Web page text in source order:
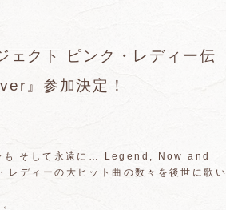
ェクト ピンク・レディー伝
』参加決定！
も そして永遠に… Legend, Now and
ディーの大ヒット曲の数々を後世に歌い